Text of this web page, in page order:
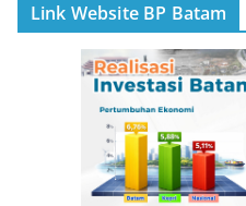
Link Website BP Batam